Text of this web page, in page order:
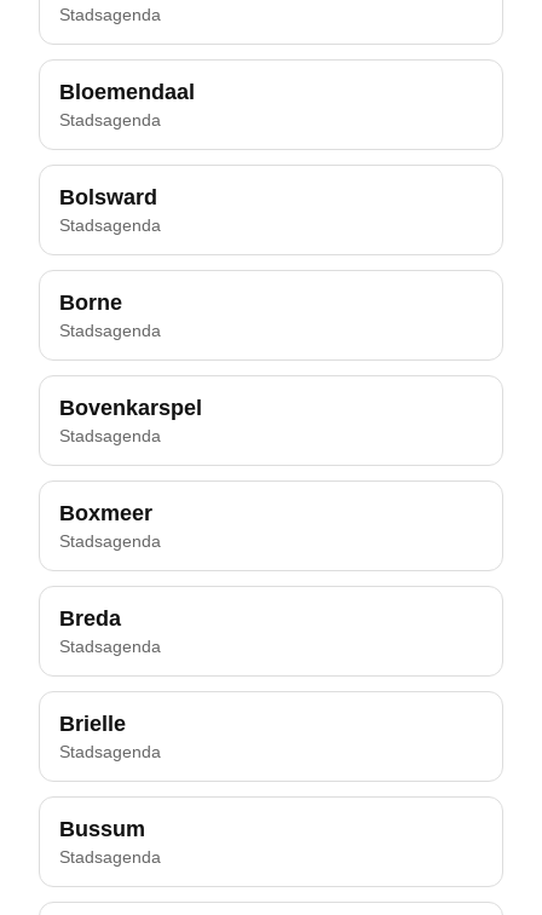
Stadsagenda
Bloemendaal
Stadsagenda
Bolsward
Stadsagenda
Borne
Stadsagenda
Bovenkarspel
Stadsagenda
Boxmeer
Stadsagenda
Breda
Stadsagenda
Brielle
Stadsagenda
Bussum
Stadsagenda